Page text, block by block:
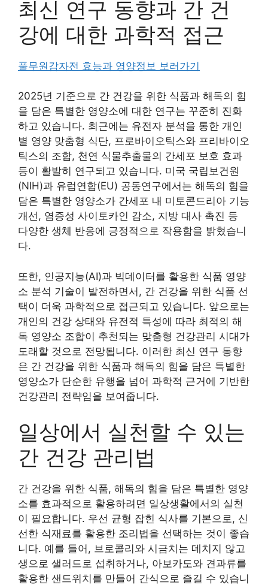
최신 연구 동향과 간 건
강에 대한 과학적 접근
풀무원감자전 효능과 영양정보 보러가기
2025년 기준으로 간 건강을 위한 식품과 해독의 힘
을 담은 특별한 영양소에 대한 연구는 꾸준히 진화
하고 있습니다. 최근에는 유전자 분석을 통한 개인
별 영양 맞춤형 식단, 프로바이오틱스와 프리바이오
틱스의 조합, 천연 식물추출물의 간세포 보호 효과
등이 활발히 연구되고 있습니다. 미국 국립보건원
(NIH)과 유럽연합(EU) 공동연구에서는 해독의 힘을
담은 특별한 영양소가 간세포 내 미토콘드리아 기능
개선, 염증성 사이토카인 감소, 지방 대사 촉진 등
다양한 생체 반응에 긍정적으로 작용함을 밝혔습니
다.
또한, 인공지능(AI)과 빅데이터를 활용한 식품 영양
소 분석 기술이 발전하면서, 간 건강을 위한 식품 선
택이 더욱 과학적으로 접근되고 있습니다. 앞으로는
개인의 건강 상태와 유전적 특성에 따라 최적의 해
독 영양소 조합이 추천되는 맞춤형 건강관리 시대가
도래할 것으로 전망됩니다. 이러한 최신 연구 동향
은 간 건강을 위한 식품과 해독의 힘을 담은 특별한
영양소가 단순한 유행을 넘어 과학적 근거에 기반한
건강관리 전략임을 보여줍니다.
일상에서 실천할 수 있는
간 건강 관리법
간 건강을 위한 식품, 해독의 힘을 담은 특별한 영양
소를 효과적으로 활용하려면 일상생활에서의 실천
이 필요합니다. 우선 균형 잡힌 식사를 기본으로, 신
선한 식재료를 활용한 조리법을 선택하는 것이 좋습
니다. 예를 들어, 브로콜리와 시금치는 데치지 않고
생으로 샐러드로 섭취하거나, 아보카도와 견과류를
활용한 샌드위치를 만들어 간식으로 즐길 수 있습니